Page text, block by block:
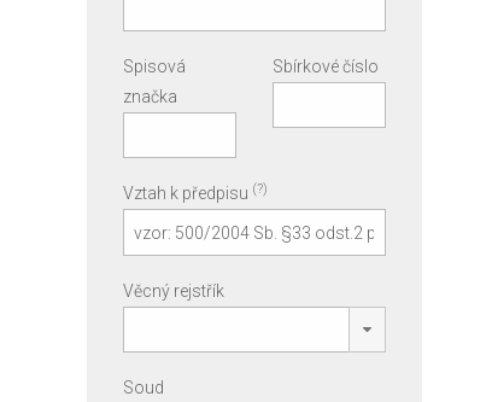
Spisová
značka
Sbírkové číslo
Vztah k předpisu (?)
Věcný rejstřík
Soud